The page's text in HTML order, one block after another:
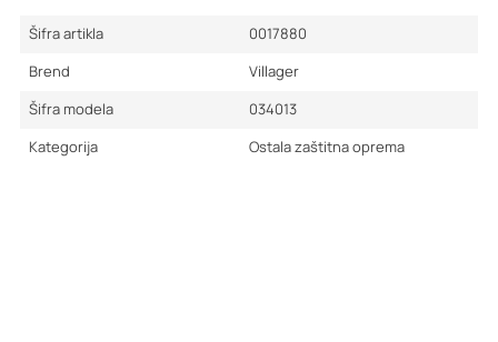
Šifra artikla
0017880
Brend
Villager
Šifra modela
034013
Kategorija
Ostala zaštitna oprema